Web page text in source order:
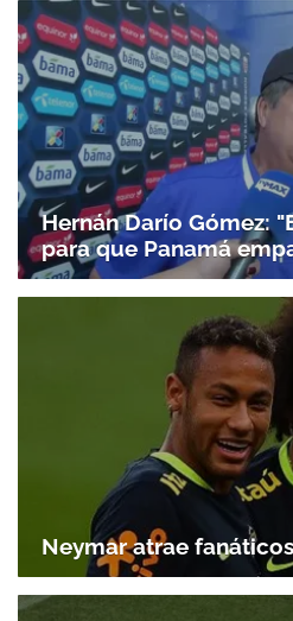
Hernán Darío Gómez:
para que Panamá
Neymar atrae